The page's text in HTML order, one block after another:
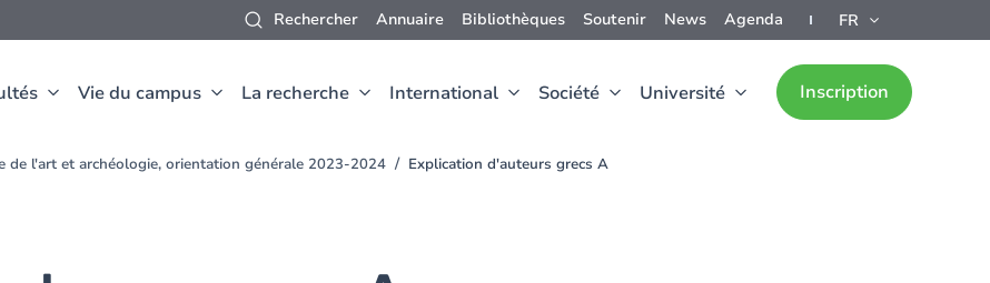
Rechercher Annuaire Bibliothèques Soutenir News Agenda FR
Vie du campus La recherche International Société Université Inscription
de l'art et archéologie, orientation générale 2023-2024 Explication d'auteurs grecs A